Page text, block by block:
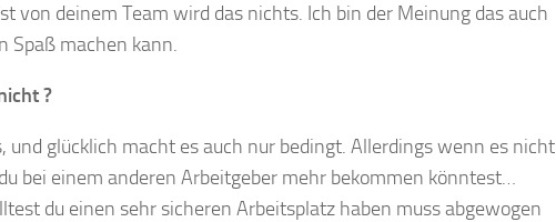
von deinem Team wird das nichts. Ich bin der Meinung das auch
Spaß machen kann.
?
und glücklich macht es auch nur bedingt. Allerdings wenn es nicht
bei einem anderen Arbeitgeber mehr bekommen könntest…
du einen sehr sicheren Arbeitsplatz haben muss abgewogen